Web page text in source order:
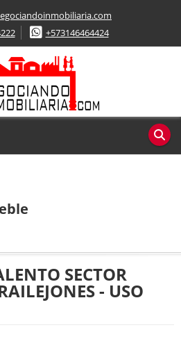
+573146464424
SECTOR
- USO